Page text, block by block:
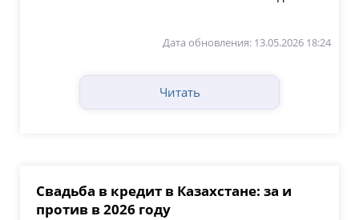
Дата обновления: 13.05.2026 18:24
Читать
Свадьба в кредит в Казахстане: за и
против в 2026 году